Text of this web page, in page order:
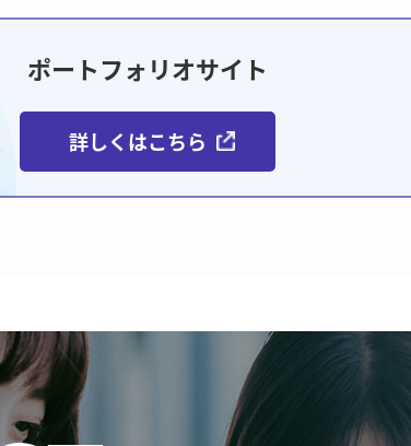
ポートフォリオサイト
詳しくはこちら